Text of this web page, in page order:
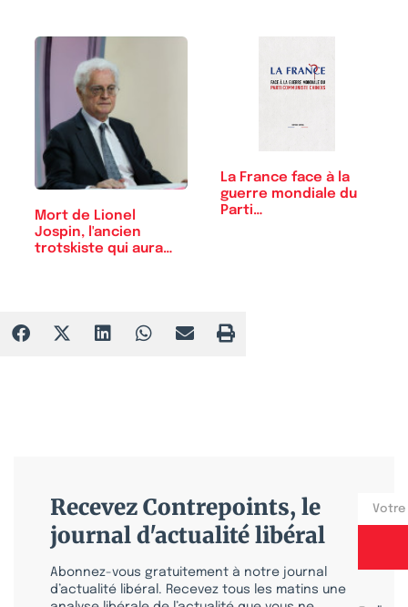
Mort de Lionel
Jospin, l'ancien
trotskiste qui aura…
La France face à la
guerre mondiale du
Parti…
Recevez Contrepoints, le
journal d'actualité libéral
Abonnez-vous gratuitement à notre journal
d’actualité libéral. Recevez tous les matins une